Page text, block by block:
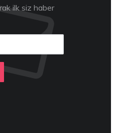
ilk siz haber